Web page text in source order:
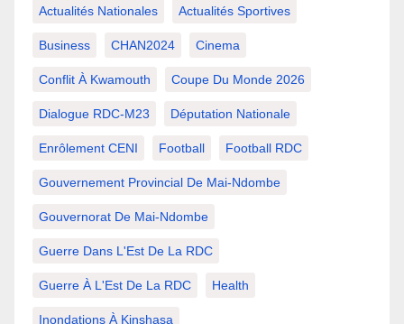
Actualités Nationales Actualités Sportives
Business CHAN2024 Cinema
Conflit À Kwamouth Coupe Du Monde 2026
Dialogue RDC-M23 Députation Nationale
Enrôlement CENI Football Football RDC
Gouvernement Provincial De Mai-Ndombe
Gouvernorat De Mai-Ndombe
Guerre Dans L'Est De La RDC
Guerre À L'Est De La RDC Health
Inondations À Kinshasa